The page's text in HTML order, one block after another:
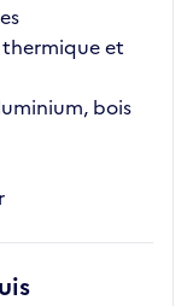
thermique et
bois